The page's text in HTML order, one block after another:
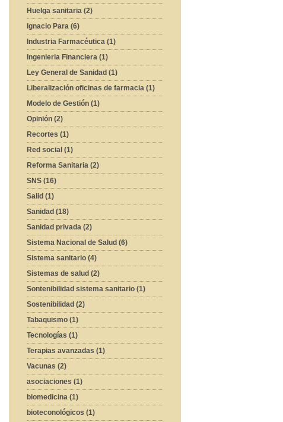
Huelga sanitaria (2)
Ignacio Para (6)
Industria Farmacéutica (1)
Ingenieria Financiera (1)
Ley General de Sanidad (1)
Liberalización oficinas de farmacia (1)
Modelo de Gestión (1)
Opinión (2)
Recortes (1)
Red social (1)
Reforma Sanitaria (2)
SNS (16)
Salid (1)
Sanidad (18)
Sanidad privada (2)
Sistema Nacional de Salud (6)
Sistema sanitario (4)
Sistemas de salud (2)
Sontenibilidad sistema sanitario (1)
Sostenibilidad (2)
Tabaquismo (1)
Tecnologías (1)
Terapias avanzadas (1)
Vacunas (2)
asociaciones (1)
biomedicina (1)
bioteconológicos (1)